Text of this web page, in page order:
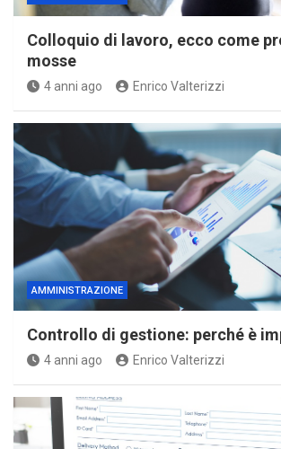
Colloquio di lavoro, ecco come
mosse
4 anni ago Enrico Valterizzi
AMMINISTRAZIONE
Controllo di gestione: perché è
4 anni ago Enrico Valterizzi